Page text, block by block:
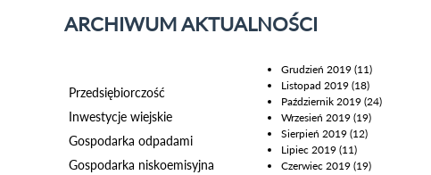
ARCHIWUM AKTUALNOŚCI
Przedsiębiorczość
Inwestycje wiejskie
Gospodarka odpadami
Gospodarka niskoemisyjna
Grudzień 2019 (11)
Listopad 2019 (18)
Październik 2019 (24)
Wrzesień 2019 (19)
Sierpień 2019 (12)
Lipiec 2019 (11)
Czerwiec 2019 (19)